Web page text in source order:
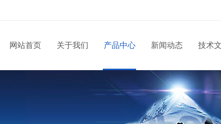
网站首页 关于我们 产品中心 新闻动态 技术